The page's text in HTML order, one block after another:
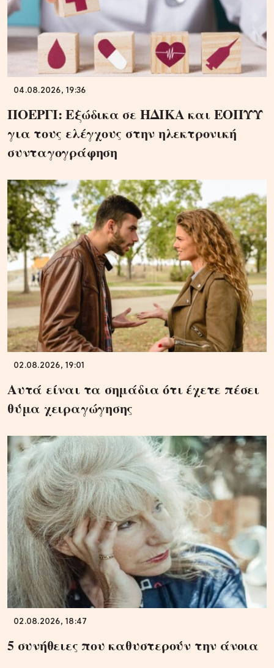
04.08.2026, 19:36
ΠΟΕΡΓΙ: Εξώδικα σε ΗΔΙΚΑ και ΕΟΠΥΥ
για τους ελέγχους στην ηλεκτρονική
συνταγογράφηση
02.08.2026, 19:01
Αυτά είναι τα σημάδια ότι έχετε πέσει
θύμα χειραγώγησης
02.08.2026, 18:47
5 συνήθειες που καθυστερούν την άνοια